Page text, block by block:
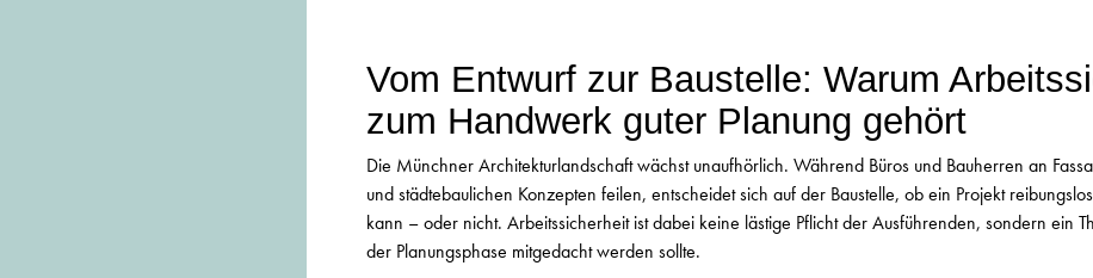
Vom Entwurf zur Baustelle: Warum
zum Handwerk guter Planung gehört
Die Münchner Architekturlandschaft wächst unaufhörlich. Während Büros und Bauherren an
und städtebaulichen Konzepten feilen, entscheidet sich auf der Baustelle, ob ein Projekt
kann – oder nicht. Arbeitssicherheit ist dabei keine lästige Pflicht der Ausführenden, sondern ein
der Planungsphase mitgedacht werden sollte.